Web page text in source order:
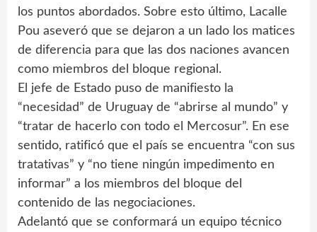
los puntos abordados. Sobre esto último, Lacalle
Pou aseveró que se dejaron a un lado los matices
de diferencia para que las dos naciones avancen
como miembros del bloque regional.
El jefe de Estado puso de manifiesto la
“necesidad” de Uruguay de “abrirse al mundo” y
“tratar de hacerlo con todo el Mercosur”. En ese
sentido, ratificó que el país se encuentra “con sus
tratativas” y “no tiene ningún impedimento en
informar” a los miembros del bloque del
contenido de las negociaciones.
Adelantó que se conformará un equipo técnico